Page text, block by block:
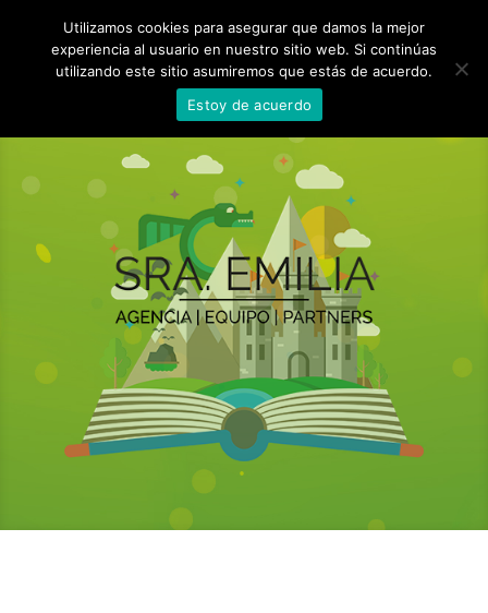
Utilizamos cookies para asegurar que damos la mejor
experiencia al usuario en nuestro sitio web. Si continúas
utilizando este sitio asumiremos que estás de acuerdo.
Estoy de acuerdo